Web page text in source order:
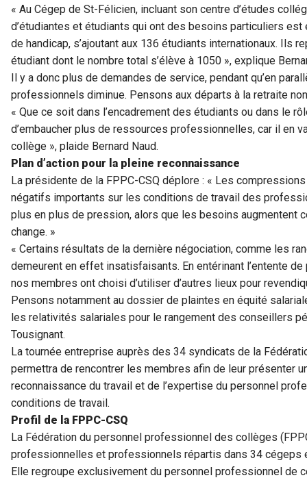
« Au Cégep de St-Félicien, incluant son centre d’études
d’étudiantes et étudiants qui ont des besoins particuliers est
de handicap, s’ajoutant aux 136 étudiants internationaux. Ils
étudiant dont le nombre total s’élève à 1050 », explique
Il y a donc plus de demandes de service, pendant qu’en
professionnels diminue. Pensons aux départs à la retraite
« Que ce soit dans l’encadrement des étudiants ou dans le
d’embaucher plus de ressources professionnelles, car il en
collège », plaide Bernard Naud.
Plan d’action pour la pleine reconnaissance
La présidente de la FPPC-CSQ déplore : « Les
négatifs importants sur les conditions de travail des
plus en plus de pression, alors que les besoins augmentent
change. »
« Certains résultats de la dernière négociation, comme les
demeurent en effet insatisfaisants. En entérinant l’entente
nos membres ont choisi d’utiliser d’autres lieux pour
Pensons notamment au dossier de plaintes en équité
les relativités salariales pour le rangement des conseillers
Tousignant.
La tournée entreprise auprès des 34 syndicats de la
permettra de rencontrer les membres afin de leur présenter
reconnaissance du travail et de l’expertise du personnel
conditions de travail.
Profil de la FPPC-CSQ
La Fédération du personnel professionnel des collèges
professionnelles et professionnels répartis dans 34 cégeps
Elle regroupe exclusivement du personnel professionnel de